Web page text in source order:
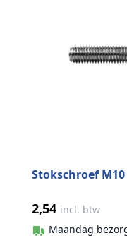
Stokschroef M10
2,54 incl. btw
Maandag